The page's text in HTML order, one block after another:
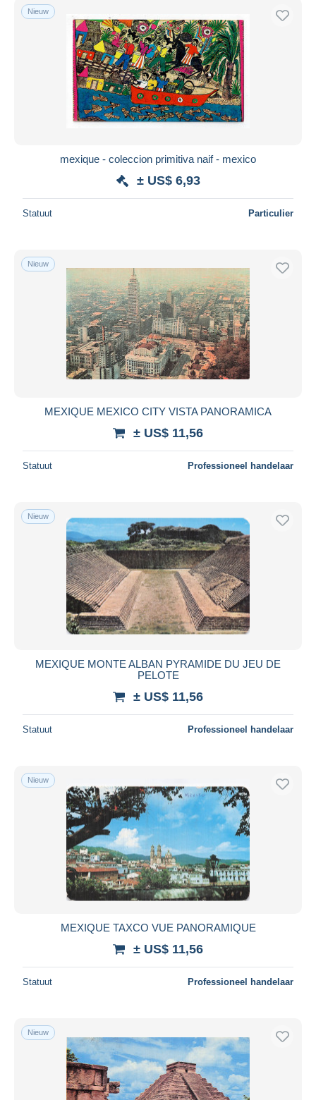
Nieuw
mexique - coleccion primitiva naif - mexico
± US$ 6,93
Statuut Particulier
Nieuw
MEXIQUE MEXICO CITY VISTA PANORAMICA
± US$ 11,56
Statuut Professioneel handelaar
Nieuw
MEXIQUE MONTE ALBAN PYRAMIDE DU JEU DE
PELOTE
± US$ 11,56
Statuut Professioneel handelaar
Nieuw
MEXIQUE TAXCO VUE PANORAMIQUE
± US$ 11,56
Statuut Professioneel handelaar
Nieuw